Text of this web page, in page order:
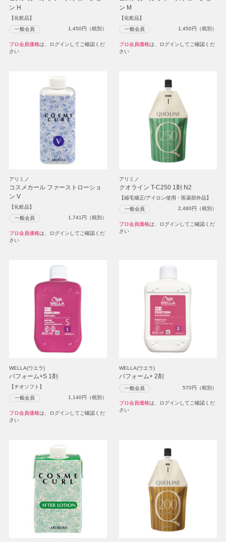
ン H
【化粧品】
一般会員 1,450円（税別）
プロ会員価格は、ログインしてご確認くだ
さい
ン M
【化粧品】
一般会員 1,450円（税別）
プロ会員価格は、ログインしてご確認くだ
さい
アリミノ
コスメカール ファーストローショ
ン V
【化粧品】
一般会員 1,741 円（税別）
プロ会員価格は、ログインしてご確認くだ
さい
アリミノ
クオライン T-C250 1剤 N2
【縮毛矯正/アイロン使用・医薬部外品】
一般会員 2,480円（税別）
プロ会員価格は、ログインしてご確認くだ
さい
WELLA(ウエラ)
パフォーム+S 1剤
【チオソフト】
一般会員 1,140円（税別）
プロ会員価格は、ログインしてご確認くだ
さい
WELLA(ウエラ)
パフォーム+ 2剤
一般会員 570円（税別）
プロ会員価格は、ログインしてご確認くだ
さい